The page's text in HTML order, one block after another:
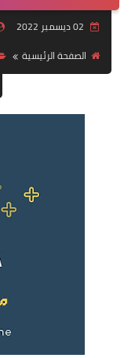
الصفحة الرئيسية